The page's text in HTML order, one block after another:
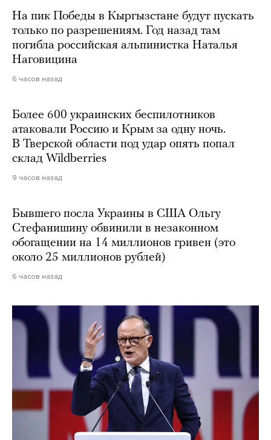
На пик Победы в Кыргызстане будут пускать
только по разрешениям. Год назад там
погибла российская альпинистка Наталья
Наговицина
6 часов назад
Более 600 украинских беспилотников
атаковали Россию и Крым за одну ночь.
В Тверской области под удар опять попал
склад Wildberries
9 часов назад
Бывшего посла Украины в США Ольгу
Стефанишину обвинили в незаконном
обогащении на 14 миллионов гривен (это
около 25 миллионов рублей)
6 часов назад